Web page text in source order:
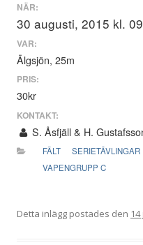
NÄR:
30 augusti, 2015 kl.
VAR:
Älgsjön, 25m
PRIS:
30kr
KONTAKT:
S. Åsfjäll & H.
FÄLT SERIETÄVLINGAR
VAPENGRUPP C
Detta inlägg postades den